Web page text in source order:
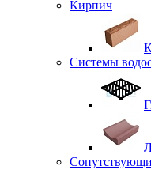
Кирпич
Системы